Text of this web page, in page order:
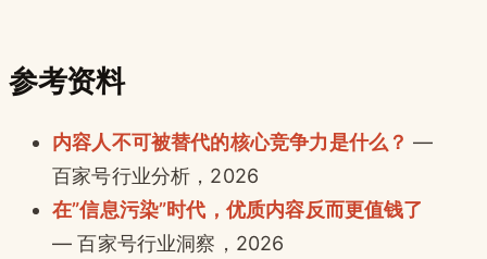
参考资料
内容人不可被替代的核心竞争力是什么？ —
百家号行业分析，2026
在”信息污染”时代，优质内容反而更值钱了
— 百家号行业洞察，2026